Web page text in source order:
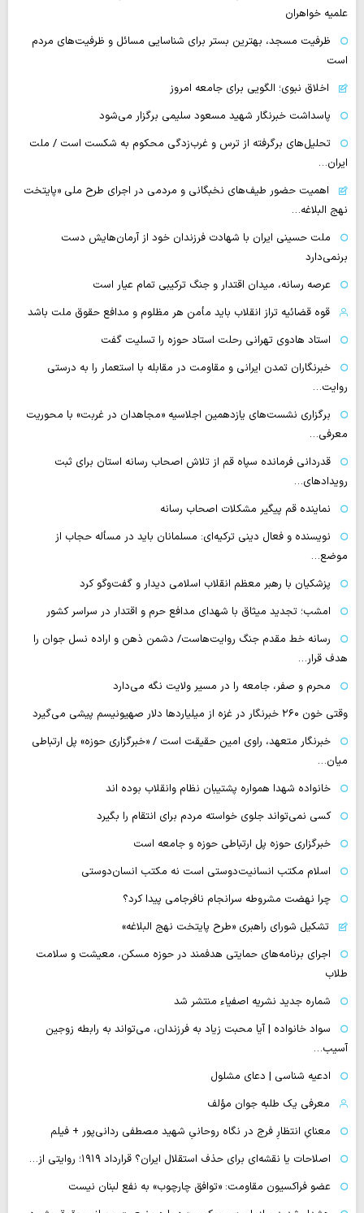
علمیه خواهران
ظرفیت مسجد، بهترین بستر برای شناسایی مسائل و ظرفیت‌های مردم
است
اخلاق نبوی؛ الگویی برای جامعه امروز
پاسداشت خبرنگار شهید مسعود سلیمی برگزار می‌شود
تحلیل‌های برگرفته از ترس و غرب‌زدگی محکوم به شکست است / ملت
ایران…
اهمیت حضور طیف‌های نخبگانی و مردمی در اجرای طرح ملی «پایتخت
نهج البلاغه…
ملت حسینی ایران با شهادت فرزندان خود از آرمان‌هایش دست
برنمی‌دارد
عرصه رسانه، میدان اقتدار و جنگ ترکیبی تمام عیار است
قوه قضائیه تراز انقلاب باید مأمن هر مظلوم و مدافع حقوق ملت باشد
استاد هادوی تهرانی رحلت استاد حوزه را تسلیت گفت
خبرنگاران تمدن ایرانی و مقاومت در مقابله با استعمار را به درستی
روایت…
برگزاری نشست‌های یازدهمین اجلاسیه «مجاهدان در غربت» با محوریت
معرفی…
قدردانی فرمانده سپاه قم از تلاش اصحاب رسانه استان برای ثبت
رویدادهای…
نماینده قم پیگیر مشکلات اصحاب رسانه
نویسنده و فعال دینی ترکیه‌ای: مسلمانان باید در مسأله حجاب از
موضع…
پزشکیان با رهبر معظم انقلاب اسلامی دیدار و گفت‌وگو کرد
امشب؛ تجدید میثاق با شهدای مدافع حرم و اقتدار در سراسر کشور
رسانه‌ خط مقدم جنگ روایت‌هاست/ دشمن ذهن و اراده نسل جوان را
هدف قرار…
محرم و صفر، جامعه را در مسیر ولایت نگه می‌دارد
وقتی خون ۲۶۰ خبرنگار در غزه از میلیاردها دلار صهیونیسم پیشی می‌گیرد
خبرنگار متعهد، راوی امین حقیقت است / «خبرگزاری حوزه» پل ارتباطی
میان…
خانواده شهدا همواره پشتیبان نظام وانقلاب بوده اند
کسی نمی‌تواند جلوی خواسته مردم برای انتقام را بگیرد
خبرگزاری حوزه پل ارتباطی حوزه و جامعه است
اسلام مکتب انسانیت‌دوستی است نه مکتب انسان‌دوستی
چرا نهضت مشروطه سرانجام نافرجامی پیدا کرد؟
تشکیل شورای راهبری «طرح پایتخت نهج البلاغه»
اجرای برنامه‌های حمایتی هدفمند در حوزه مسکن، معیشت و سلامت
طلاب
شماره جدید نشریه اصفیاء منتشر شد
سواد خانواده | آیا محبت زیاد به فرزندان، می‌تواند به رابطه زوجین
آسیب…
ادعیه شناسی | دعای مشلول
معرفی یک طلبه جوان مؤلف
معنایِ انتظارِ فرج در نگاه روحانیِ شهید مصطفی ردانی‌پور + فیلم
اصلاحات یا نقشه‌ای برای حذف استقلال ایران؟ قرارداد ۱۹۱۹؛ روایتی از…
عضو فراکسیون مقاومت: «توافق چارچوب» به نفع لبنان نیست